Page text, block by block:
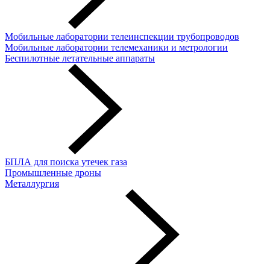
Мобильные лаборатории телеинспекции трубопроводов
Мобильные лаборатории телемеханики и метрологии
Беспилотные летательные аппараты
БПЛА для поиска утечек газа
Промышленные дроны
Металлургия